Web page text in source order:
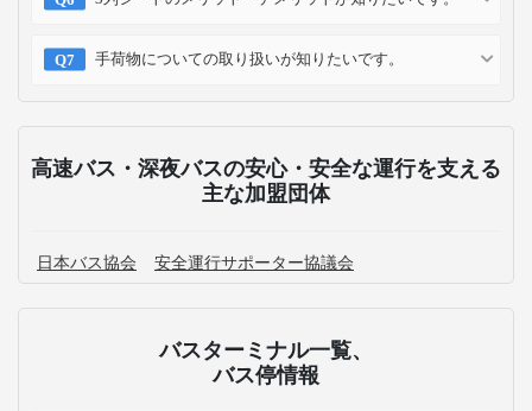
手荷物についての取り扱いが知りたいです。
高速バス・深夜バスの安心・安全な運行を支える
主な加盟団体
日本バス協会 安全運行サポーター協議会
バスターミナル一覧、
バス停情報